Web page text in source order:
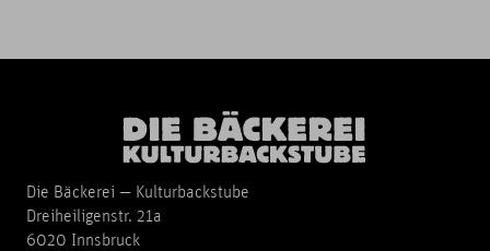
Die Bäckerei — Kulturbackstube
Dreiheiligenstr. 21a
6020 Innsbruck